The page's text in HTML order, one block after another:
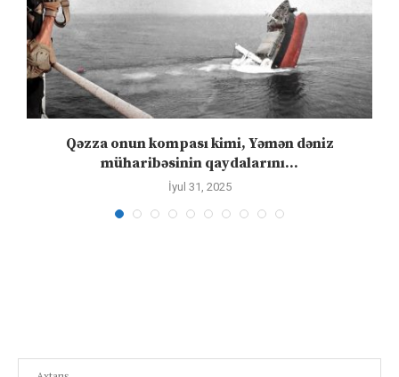
Qəzza onun kompası kimi, Yəmən dəniz
müharibəsinin qaydalarını...
İyul 31, 2025